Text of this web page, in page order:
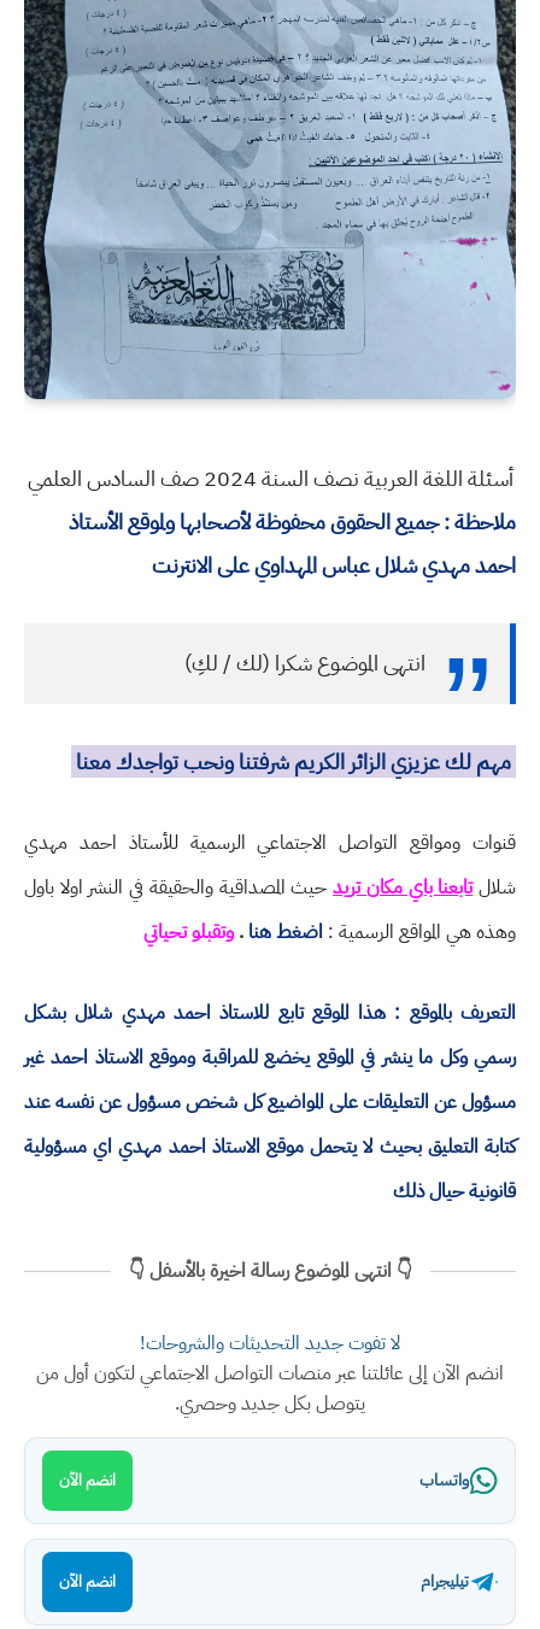
أسئلة اللغة العربية نصف السنة 2024 صف السادس العلمي
ملاحظة : جميع الحقوق محفوظة لأصحابها ولموقع الأستاذ
احمد مهدي شلال عباس المهداوي على الانترنت
انتهى الموضوع شكرا (لك / لكِ)
مهم لك عزيزي الزائر الكريم شرفتنا ونحب تواجدك معنا
قنوات ومواقع التواصل الاجتماعي الرسمية للأستاذ احمد مهدي
شلالتابعنا باي مكان تريدحيث المصداقية والحقيقة في النشر اولا باول
وهذه هي المواقع الرسمية : اضغط هنا .وتقبلو تحياتي
التعريف بالموقع : هذا الموقع تابع للاستاذ احمد مهدي شلال بشكل
رسمي وكل ما ينشر في الموقع يخضع للمراقبة وموقع الاستاذ احمد غير
مسؤول عن التعليقات على المواضيع كل شخص مسؤول عن نفسه عند
كتابة التعليق بحيث لا يتحمل موقع الاستاذ احمد مهدي اي مسؤولية
قانونية حيال ذلك
👇 انتهى الموضوع رسالة اخيرة بالأسفل 👇
لا تفوت جديد التحديثات والشروحات!
انضم الآن إلى عائلتنا عبر منصات التواصل الاجتماعي لتكون أول من
يتوصل بكل جديد وحصري.
واتساب انضم الآن
تيليجرام انضم الآن